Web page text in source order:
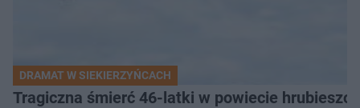
DRAMAT W SIEKIERZYŃCACH
Tragiczna śmierć 46-latki w powiecie